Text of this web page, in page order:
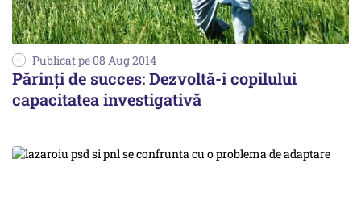
Publicat pe 08 Aug 2014
Părinți de succes: Dezvoltă-i copilului
capacitatea investigativă